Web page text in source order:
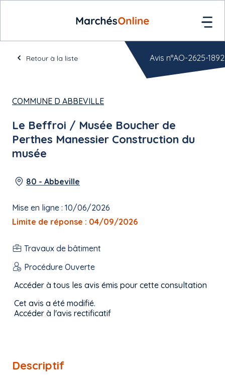
Retour à la liste
COMMUNE D ABBEVILLE
Le Beffroi / Musée Boucher de
Perthes Manessier Construction du
musée
80 - Abbeville
Mise en ligne : 10/06/2026
Limite de réponse : 04/09/2026
Travaux de bâtiment
Procédure Ouverte
Accéder à tous les avis émis pour cette consultation
Cet avis a été modifié.
Accéder à l'avis rectificatif
Avis n°AO-2625-1892
Descriptif